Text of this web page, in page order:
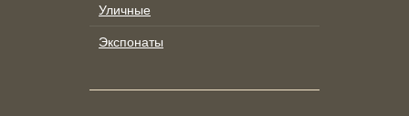
Уличные
Экспонаты